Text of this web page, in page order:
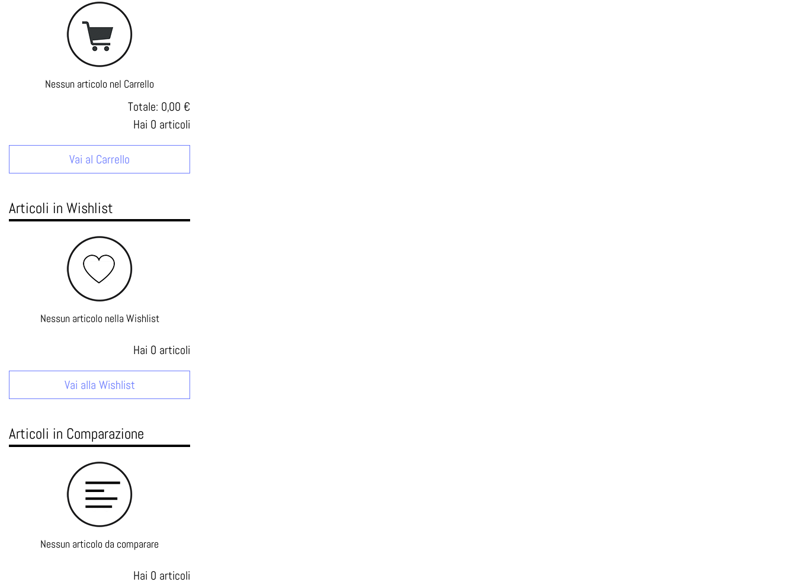
Nessun articolo nel Carrello
Hai 0 articoli
Totale: 0,00 €
Vai al Carrello
Articoli in Wishlist
Nessun articolo nella Wishlist
Hai 0 articoli
Vai alla Wishlist
Articoli in Comparazione
Nessun articolo da comparare
Hai 0 articoli